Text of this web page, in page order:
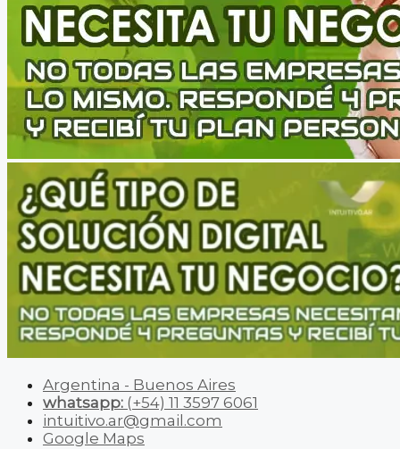
Argentina - Buenos Aires
whatsapp: (+54) 11 3597 6061
intuitivo.ar@gmail.com
Google Maps